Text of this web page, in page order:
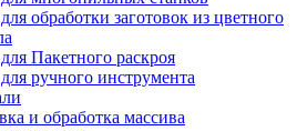
обработки заготовок из цветного
Пакетного раскроя
ручного инструмента
и обработка массива